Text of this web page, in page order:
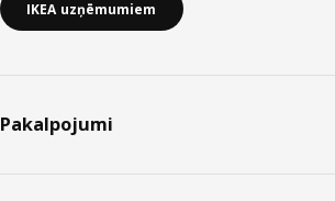
IKEA uzņēmumiem
Pakalpojumi